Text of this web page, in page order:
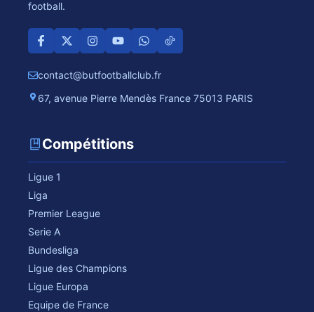
football.
contact@butfootballclub.fr
67, avenue Pierre Mendès France 75013 PARIS
Compétitions
Ligue 1
Liga
Premier League
Serie A
Bundesliga
Ligue des Champions
Ligue Europa
Equipe de France